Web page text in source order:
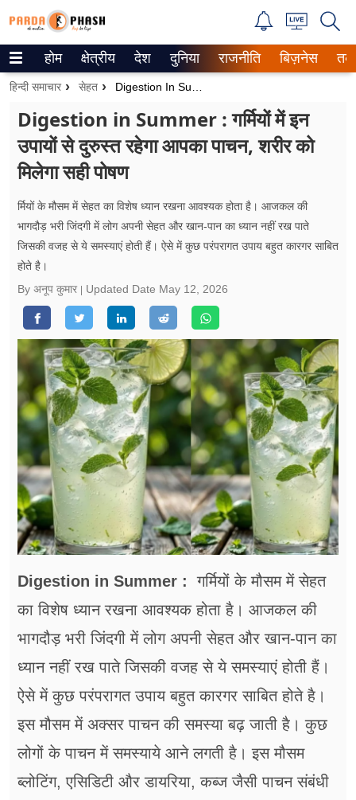
Trending on Google News
वेब स्टोरीज
उत्तर प्रदेश
गैलरी
वीडियो
रिलेशनशिप
जीवन मंत्रा
फूड
सेहत
ब्‍यूटी
जॉब्स
शिक्षा
अन्य खबरें
होम क्षेत्रीय देश दुनिया राजनीति बिज़नेस
हिन्दी समाचार सेहत
Digestion in Summer : गर्मियों में इन
उपायों से दुरुस्त रहेगा आपका पाचन, शरीर को
मिलेगा सही पोषण
र्मियों के मौसम में सेहत का विशेष ध्यान रखना आवश्यक होता है। आजकल की
भागदौड़ भरी जिंदगी में लोग अपनी सेहत और खान-पान का ध्यान नहीं रख पाते
जिसकी वजह से ये समस्याएं होती हैं। ऐसे में कुछ परंपरागत उपाय बहुत कारगर साबित
होते है।
By अनूप कुमार
Updated Date May 12, 2026
Digestion in Summer : गर्मियों के मौसम में सेहत
का विशेष ध्यान रखना आवश्यक होता है। आजकल की
भागदौड़ भरी जिंदगी में लोग अपनी सेहत और खान-पान का
ध्यान नहीं रख पाते जिसकी वजह से ये समस्याएं होती हैं।
ऐसे में कुछ परंपरागत उपाय बहुत कारगर साबित होते है।
इस मौसम में अक्सर पाचन की समस्या बढ़ जाती है। कुछ
लोगों के पाचन में समस्याये आने लगती है। इस मौसम
ब्लोटिंग, एसिडिटी और डायरिया, कब्ज जैसी पाचन संबंधी